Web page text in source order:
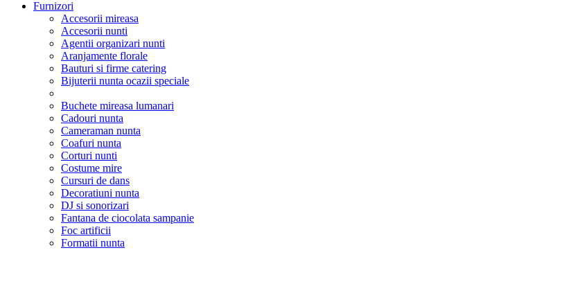
Furnizori
Accesorii mireasa
Accesorii nunti
Agentii organizari nunti
Aranjamente florale
Bauturi si firme catering
Bijuterii nunta ocazii speciale
Buchete mireasa lumanari
Cadouri nunta
Cameraman nunta
Coafuri nunta
Corturi nunti
Costume mire
Cursuri de dans
Decoratiuni nunta
DJ si sonorizari
Fantana de ciocolata sampanie
Foc artificii
Formatii nunta